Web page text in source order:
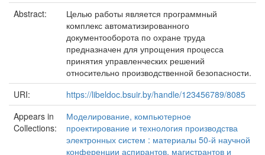
Abstract:
Целью работы является программный
комплекс автоматизированного
документооборота по охране труда
предназначен для упрощения процесса
принятия управленческих решений
относительно производственной безопасности.
URI:
https://libeldoc.bsuir.by/handle/123456789/8085
Appears in
Collections:
Моделирование, компьютерное
проектирование и технология производства
электронных систем : материалы 50-й научной
конференции аспирантов, магистрантов и